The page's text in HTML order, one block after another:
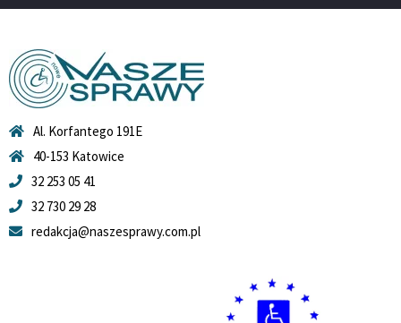
Al. Korfantego 191E
40-153 Katowice
32 253 05 41
32 730 29 28
redakcja@naszesprawy.com.pl